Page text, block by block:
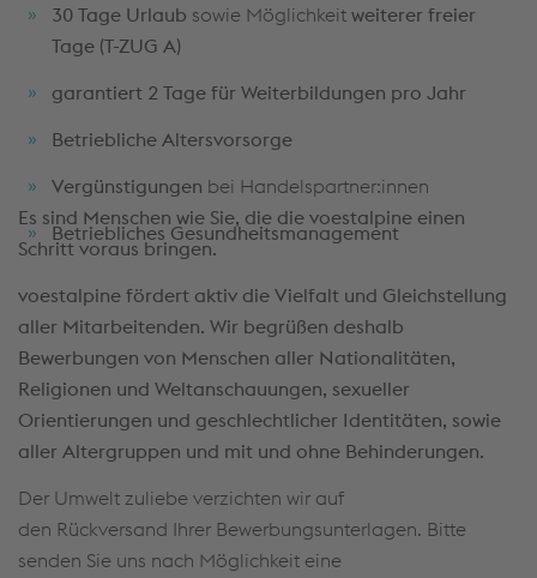
30 Tage Urlaub sowie Möglichkeit weiterer freier
Tage (T-ZUG A)
garantiert 2 Tage für Weiterbildungen pro Jahr
Betriebliche Altersvorsorge
Vergünstigungen bei Handelspartner:innen
Betriebliches Gesundheitsmanagement
Es sind Menschen wie Sie, die die voestalpine einen
Schritt voraus bringen.
voestalpine fördert aktiv die Vielfalt und Gleichstellung
aller Mitarbeitenden. Wir begrüßen deshalb
Bewerbungen von Menschen aller Nationalitäten,
Religionen und Weltanschauungen, sexueller
Orientierungen und geschlechtlicher Identitäten, sowie
aller Altergruppen und mit und ohne Behinderungen.
Der Umwelt zuliebe verzichten wir auf
den Rückversand Ihrer Bewerbungsunterlagen. Bitte
senden Sie uns nach Möglichkeit eine